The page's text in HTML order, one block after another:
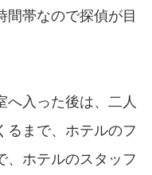
間帯なので探偵が目
へ入った後は、二人
るまで、ホテルのフ
、ホテルのスタッフ